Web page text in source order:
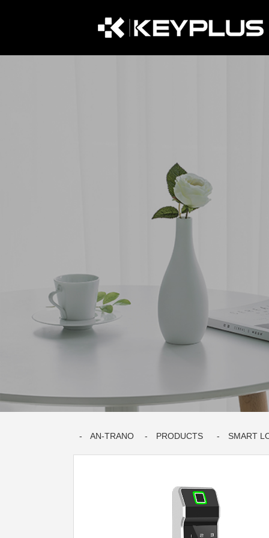
AN-TRANO PRODUCTS SMART